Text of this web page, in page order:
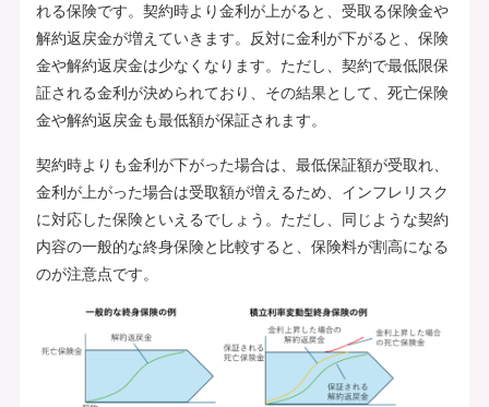
れる保険です。契約時より金利が上がると、受取る保険金や
解約返戻金が増えていきます。反対に金利が下がると、保険
金や解約返戻金は少なくなります。ただし、契約で最低限保
証される金利が決められており、その結果として、死亡保険
金や解約返戻金も最低額が保証されます。
契約時よりも金利が下がった場合は、最低保証額が受取れ、
金利が上がった場合は受取額が増えるため、インフレリスク
に対応した保険といえるでしょう。ただし、同じような契約
内容の一般的な終身保険と比較すると、保険料が割高になる
のが注意点です。